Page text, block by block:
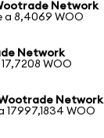
Network
a 8,4069 WOO
Network
WOO
Network
17997,1834 WOO